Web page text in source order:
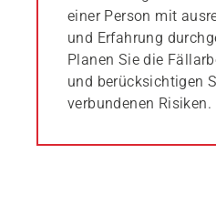
einer Person mit
und Erfahrung
Planen Sie die
und berücksichtigen
verbundenen Risiken.